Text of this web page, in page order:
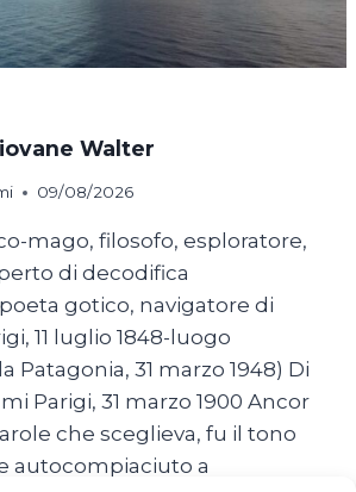
Walter
09/08/2026
mago, filosofo, esploratore,
di decodifica
gotico, navigatore di
11 luglio 1848-luogo
Patagonia, 31 marzo 1948) Di
Parigi, 31 marzo 1900 Ancor
che sceglieva, fu il tono
autocompiaciuto a